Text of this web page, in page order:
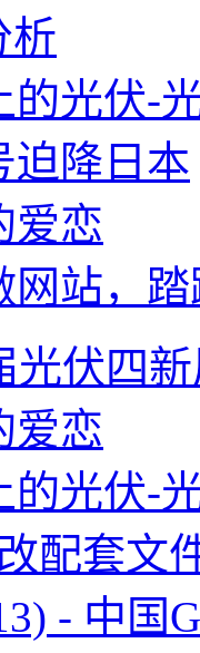
析
的光伏-
迫降日本
爱恋
网站，
光伏四
爱恋
的光伏-
配套文
- 中国